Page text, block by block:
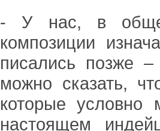
- У нас, в
композиции
писались позже
можно сказать,
которые условно
настоящем